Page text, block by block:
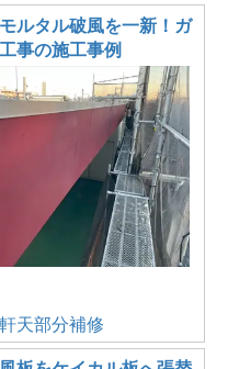
ルタル破風を一新！ガ
事の施工事例
天部分補修